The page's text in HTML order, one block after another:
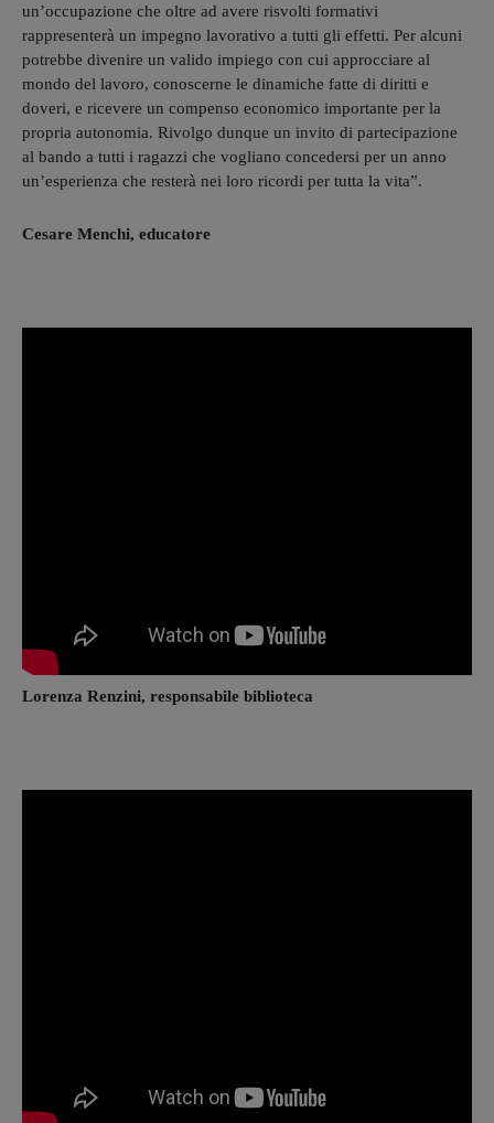
un’occupazione che oltre ad avere risvolti formativi
rappresenterà un impegno lavorativo a tutti gli effetti. Per alcuni
potrebbe divenire un valido impiego con cui approcciare al
mondo del lavoro, conoscerne le dinamiche fatte di diritti e
doveri, e ricevere un compenso economico importante per la
propria autonomia. Rivolgo dunque un invito di partecipazione
al bando a tutti i ragazzi che vogliano concedersi per un anno
un’esperienza che resterà nei loro ricordi per tutta la vita”.
Cesare Menchi, educatore
Lorenza Renzini, responsabile biblioteca